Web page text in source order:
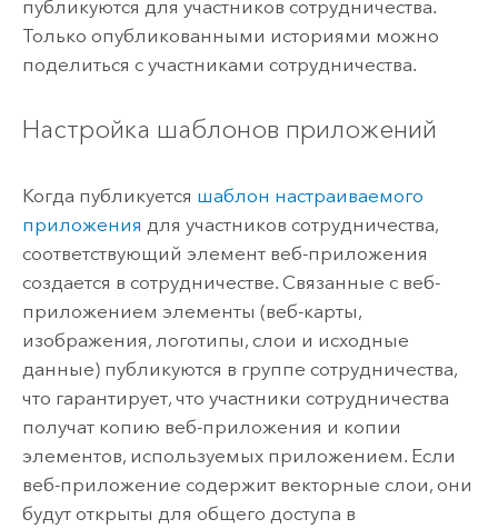
публикуются для участников сотрудничества.
Только опубликованными историями можно
поделиться с участниками сотрудничества.
Настройка шаблонов приложений
Когда публикуется шаблон настраиваемого
приложения для участников сотрудничества,
соответствующий элемент веб-приложения
создается в сотрудничестве. Связанные с веб-
приложением элементы (веб-карты,
изображения, логотипы, слои и исходные
данные) публикуются в группе сотрудничества,
что гарантирует, что участники сотрудничества
получат копию веб-приложения и копии
элементов, используемых приложением. Если
веб-приложение содержит векторные слои, они
будут открыты для общего доступа в